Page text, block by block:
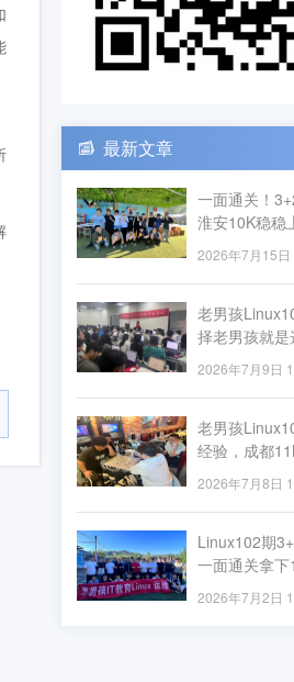
最新文章
一面通关！
淮安10K稳稳
资历看实力
2026年7月15日
老男孩
择老男孩就
期的未来
2026年7月9日
老男孩
经验，成都
从来不是借
通货
2026年7月8日
Linux102期
一面通关拿
成功上岸：
问出处只看技
2026年7月2日